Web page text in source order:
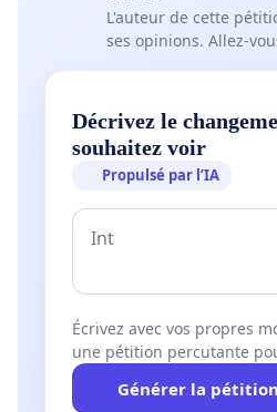
L'auteur de cette
ses opinions. Allez-
Décrivez le
souhaitez voir
Propulsé par l’IA
Écrivez avec vos propres
une pétition percutante
Générer la pétition